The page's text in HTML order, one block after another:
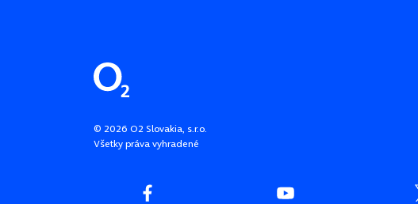
Pätička stránky
© 2026 O2 Slovakia, s.r.o.
Všetky práva vyhradené